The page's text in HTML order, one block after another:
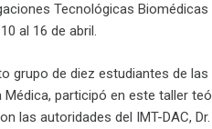
Tecnológicas
al 16 de abril.
grupo de diez estudiantes de
Médica, participó en este taller
las autoridades del IMT-DAC,